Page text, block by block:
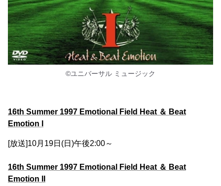
©ユニバーサル ミュージック
16th Summer 1997 Emotional Field Heat ＆ Beat
Emotion I
[放送]10月19日(日)午後2:00～
16th Summer 1997 Emotional Field Heat ＆ Beat
Emotion II